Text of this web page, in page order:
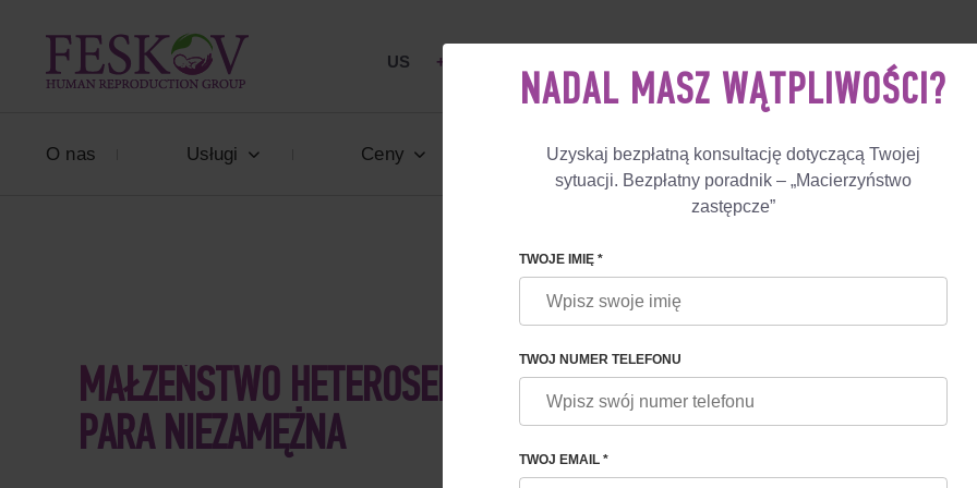
US +1 844 892 78 00
NAPISZ
NAS
O nas Usługi Ceny Opinie Programy Blog
MAŁŻEŃSTWO HETEROSEKSUALNE LUB
PARA NIEZAMĘŻNA
NADAL MASZ WĄTPLIWOŚCI?
Uzyskaj bezpłatną konsultację dotyczącą Twojej
sytuacji. Bezpłatny poradnik – „Macierzyństwo
zastępcze”
TWOJE IMIĘ *
TWOJ NUMER TELEFONU
TWOJ EMAIL *